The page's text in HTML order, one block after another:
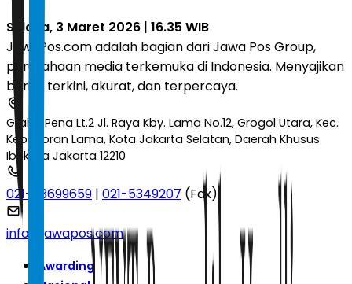
Selasa, 3 Maret 2026 | 16.35 WIB
JawaPos.com adalah bagian dari Jawa Pos Group,
perusahaan media terkemuka di Indonesia. Menyajikan
berita terkini, akurat, dan terpercaya.
Graha Pena Lt.2 Jl. Raya Kby. Lama No.12, Grogol Utara, Kec.
Kebayoran Lama, Kota Jakarta Selatan, Daerah Khusus
Ibukota Jakarta 12210
021-53699659 | 021-5349207 (Fax)
info@jawapos.com
Awarding